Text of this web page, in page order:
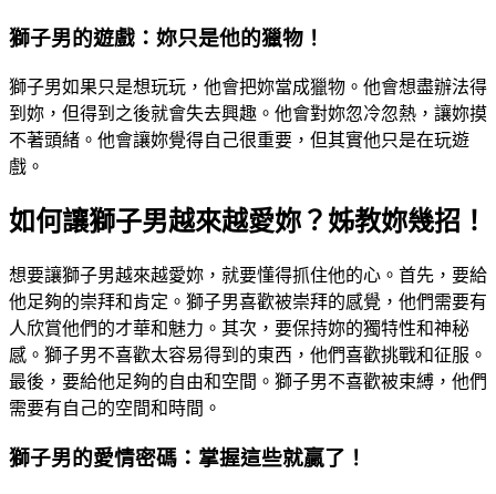
獅子男的遊戲：妳只是他的獵物！
獅子男如果只是想玩玩，他會把妳當成獵物。他會想盡辦法得
到妳，但得到之後就會失去興趣。他會對妳忽冷忽熱，讓妳摸
不著頭緒。他會讓妳覺得自己很重要，但其實他只是在玩遊
戲。
如何讓獅子男越來越愛妳？姊教妳幾招！
想要讓獅子男越來越愛妳，就要懂得抓住他的心。首先，要給
他足夠的崇拜和肯定。獅子男喜歡被崇拜的感覺，他們需要有
人欣賞他們的才華和魅力。其次，要保持妳的獨特性和神秘
感。獅子男不喜歡太容易得到的東西，他們喜歡挑戰和征服。
最後，要給他足夠的自由和空間。獅子男不喜歡被束縛，他們
需要有自己的空間和時間。
獅子男的愛情密碼：掌握這些就贏了！